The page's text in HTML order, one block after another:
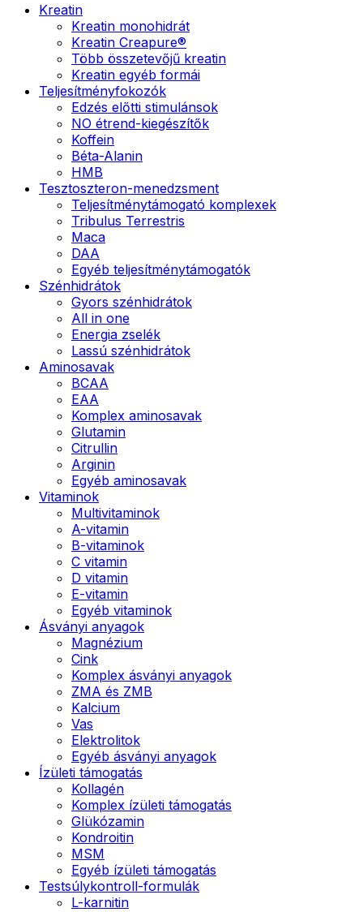
Kreatin
Kreatin monohidrát
Kreatin Creapure®
Több összetevőjű kreatin
Kreatin egyéb formái
Teljesítményfokozók
Edzés előtti stimulánsok
NO étrend-kiegészítők
Koffein
Béta-Alanin
HMB
Tesztoszteron-menedzsment
Teljesítménytámogató komplexek
Tribulus Terrestris
Maca
DAA
Egyéb teljesítménytámogatók
Szénhidrátok
Gyors szénhidrátok
All in one
Energia zselék
Lassú szénhidrátok
Aminosavak
BCAA
EAA
Komplex aminosavak
Glutamin
Citrullin
Arginin
Egyéb aminosavak
Vitaminok
Multivitaminok
A-vitamin
B-vitaminok
C vitamin
D vitamin
E-vitamin
Egyéb vitaminok
Ásványi anyagok
Magnézium
Cink
Komplex ásványi anyagok
ZMA és ZMB
Kalcium
Vas
Elektrolitok
Egyéb ásványi anyagok
Ízületi támogatás
Kollagén
Komplex ízületi támogatás
Glükózamin
Kondroitin
MSM
Egyéb ízületi támogatás
Testsúlykontroll-formulák
L-karnitin